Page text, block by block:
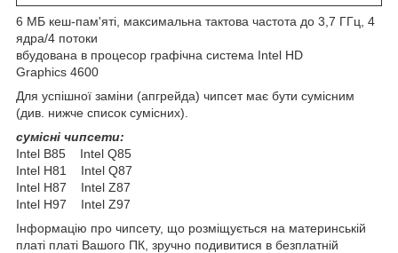
6 МБ кеш-пам'яті, максимальна тактова частота до 3,7 ГГц, 4
ядра/4 потоки
вбудована в процесор графічна система Intel HD
Graphics 4600
Для успішної заміни (апгрейда) чипсет має бути сумісним
(див. нижче список сумісних).
сумісні чипсети:
Intel B85 Intel Q85
Intel H81 Intel Q87
Intel H87 Intel Z87
Intel H97 Intel Z97
Інформацію про чипсету, що розміщується на материнській
платі платі Вашого ПК, зручно подивитися в безплатній